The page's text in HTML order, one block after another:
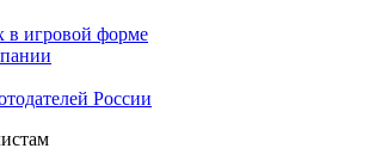
в игровой форме
России